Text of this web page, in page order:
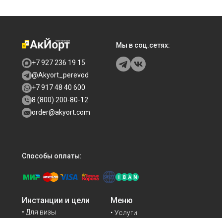
Инстанции и цели
• Для визы
Меню
• Услуги
Мы в соц.сетях:
+7 927 236 19 15
@Akyort_perevod
+7 917 48 40 600
8 (800) 200-80-12
order@akyort.com
Способы оплаты: